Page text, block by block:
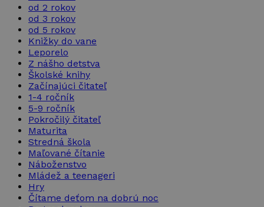
od 2 rokov
od 3 rokov
od 5 rokov
Knižky do vane
Leporelo
Z nášho detstva
Školské knihy
Začínajúci čitateľ
1-4 ročník
5-9 ročník
Pokročilý čitateľ
Maturita
Stredná škola
Maľované čítanie
Náboženstvo
Mládež a teenageri
Hry
Čítame deťom na dobrú noc